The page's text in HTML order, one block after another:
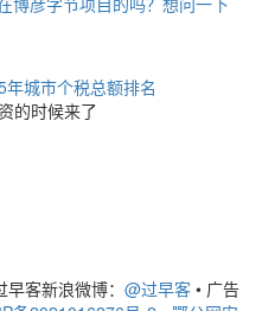
年城市个税总额排名
的时候来了
早客新浪微博： @过早客 • 广告